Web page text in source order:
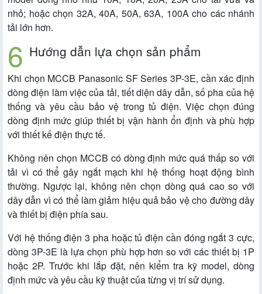
nhỏ; hoặc chọn 32A, 40A, 50A, 63A, 100A cho các nhánh
tải lớn hơn.
Hướng dẫn lựa chọn sản phẩm
Khi chọn MCCB Panasonic SF Series 3P-3E, cần xác định
dòng điện làm việc của tải, tiết diện dây dẫn, số pha của hệ
thống và yêu cầu bảo vệ trong tủ điện. Việc chọn đúng
dòng định mức giúp thiết bị vận hành ổn định và phù hợp
với thiết kế điện thực tế.
Không nên chọn MCCB có dòng định mức quá thấp so với
tải vì có thể gây ngắt mạch khi hệ thống hoạt động bình
thường. Ngược lại, không nên chọn dòng quá cao so với
dây dẫn vì có thể làm giảm hiệu quả bảo vệ cho đường dây
và thiết bị điện phía sau.
Với hệ thống điện 3 pha hoặc tủ điện cần đóng ngắt 3 cực,
dòng 3P-3E là lựa chọn phù hợp hơn so với các thiết bị 1P
hoặc 2P. Trước khi lắp đặt, nên kiểm tra kỹ model, dòng
định mức và yêu cầu kỹ thuật của từng vị trí sử dụng.